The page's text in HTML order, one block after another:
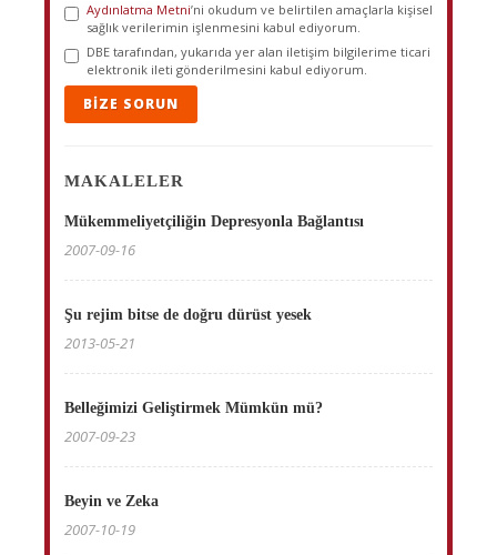
Aydınlatma Metni’ni okudum ve belirtilen amaçlarla kişisel
sağlık verilerimin işlenmesini kabul ediyorum.
DBE tarafından, yukarıda yer alan iletişim bilgilerime ticari
elektronik ileti gönderilmesini kabul ediyorum.
BIZE SORUN
MAKALELER
Mükemmeliyetçiliğin Depresyonla Bağlantısı
2007-09-16
Şu rejim bitse de doğru dürüst yesek
2013-05-21
Belleğimizi Geliştirmek Mümkün mü?
2007-09-23
Beyin ve Zeka
2007-10-19